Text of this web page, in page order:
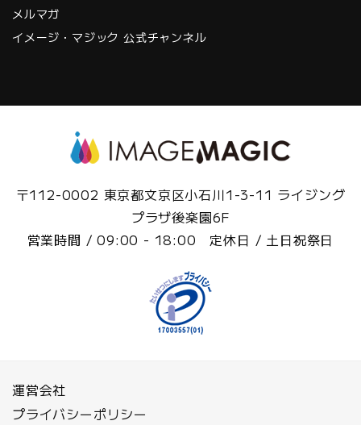
メルマガ
イメージ・マジック 公式チャンネル
〒112-0002 東京都文京区小石川1-3-11 ライジング
プラザ後楽園6F
営業時間 / 09:00 - 18:00 定休日 / 土日祝祭日
運営会社
プライバシーポリシー